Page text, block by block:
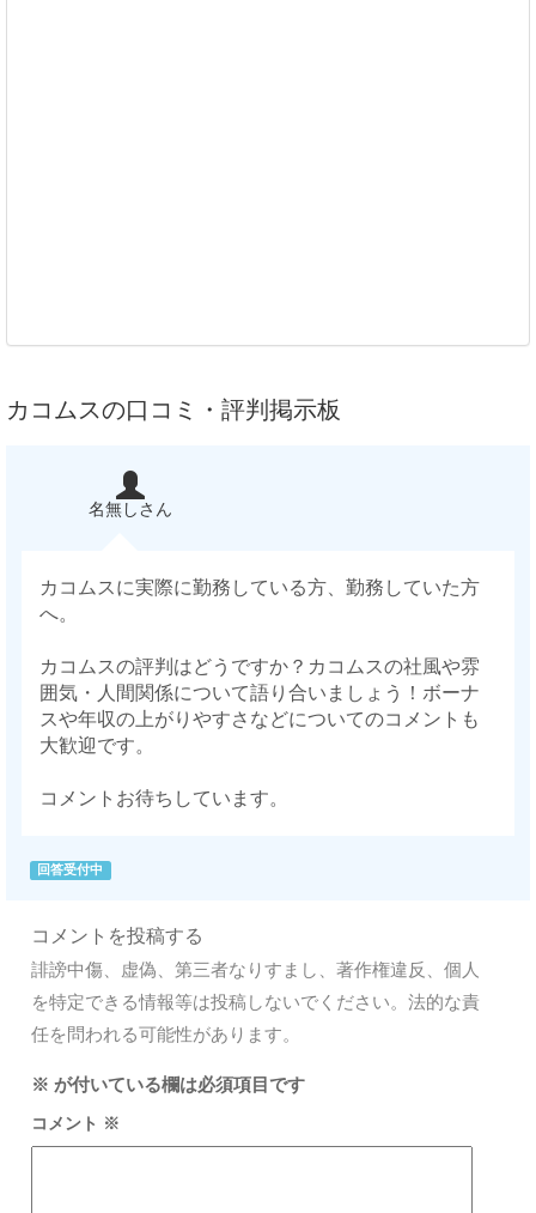
カコムスの口コミ・評判掲示板
名無しさん
カコムスに実際に勤務している方、勤務していた方
へ。
カコムスの評判はどうですか？カコムスの社風や雰
囲気・人間関係について語り合いましょう！ボーナ
スや年収の上がりやすさなどについてのコメントも
大歓迎です。
コメントお待ちしています。
回答受付中
コメントを投稿する
誹謗中傷、虚偽、第三者なりすまし、著作権違反、個人
を特定できる情報等は投稿しないでください。法的な責
任を問われる可能性があります。
※ が付いている欄は必須項目です
コメント ※